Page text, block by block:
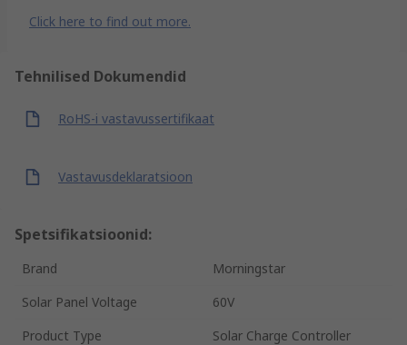
Click here to find out more.
Tehnilised Dokumendid
RoHS-i vastavussertifikaat
Vastavusdeklaratsioon
Spetsifikatsioonid:
Brand
Morningstar
Solar Panel Voltage
60V
Product Type
Solar Charge Controller